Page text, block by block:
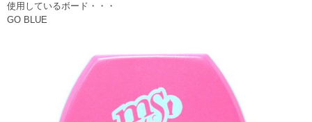
使用しているボード・・・
GO BLUE